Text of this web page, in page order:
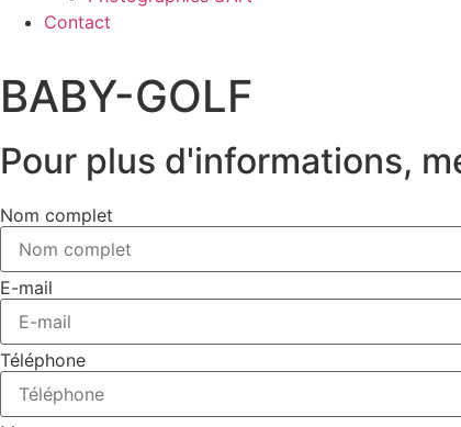
Contact
BABY-GOLF
Pour plus d'informations,
Nom complet
E-mail
Téléphone